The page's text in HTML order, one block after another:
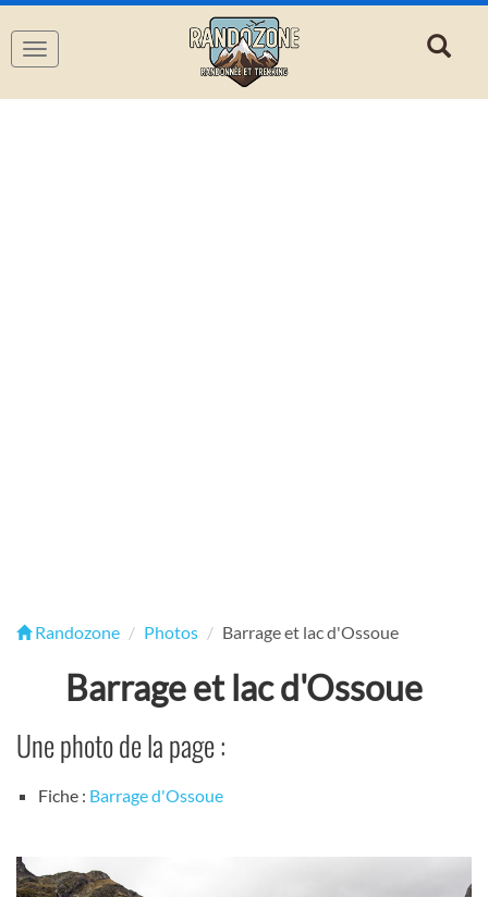
Navigation
Randozone Photos Barrage et lac d'Ossoue
Barrage et lac d'Ossoue
Une photo de la page :
Fiche : Barrage d'Ossoue